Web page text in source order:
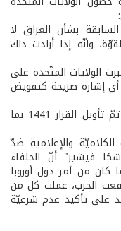
بشأن العراق لا
وانّه إذا أرادت ذلك
الولايات المتّحدة على
و جعله خالٍ من أي إشارة صريحة كتفويض
3­- التهديد الفرنسي باستخدام الفيتو إذا تمّ تأويل القرار 1441 بما
والإعلامية ضدّ
فيشير" أنّ الحلفاء
كان من أمر دول أوروبا
الحرب، عملت كل من
على تأكيد عدم شرعيّة